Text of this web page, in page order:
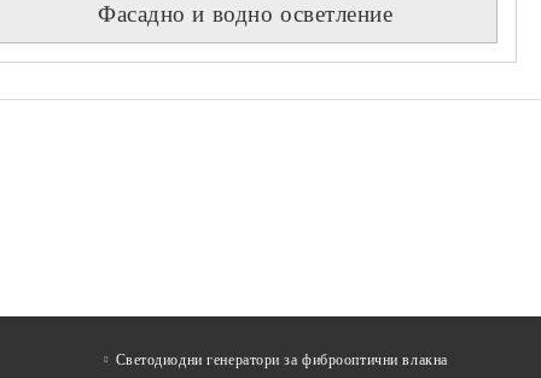
Фасадно и водно осветление
Светодиодни генератори за фиброоптични влакна